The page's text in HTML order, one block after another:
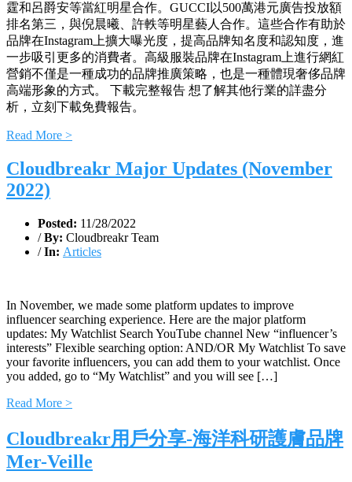
霆和呂爵安等當紅明星合作。GUCCI以500萬港元廣告投放額
排名第三，與倪晨曦、許軼等明星藝人合作。這些合作有助於
品牌在Instagram上擴大曝光度，提高品牌知名度和認知度，進
一步吸引更多的消費者。高級服裝品牌在Instagram上進行網紅
營銷不僅是一種成功的品牌推廣策略，也是一種體現奢侈品牌
高端形象的方式。 下載完整報告 想了解其他行業的詳盡分
析，立刻下載免費報告。
Read More >
Cloudbreakr Major Updates (November
2022)
Posted: 11/28/2022
/ By: Cloudbreakr Team
/ In: Articles
In November, we made some platform updates to improve
influencer searching experience. Here are the major platform
updates: My Watchlist Search YouTube channel New “influencer’s
interests” Flexible searching option: AND/OR My Watchlist To save
your favorite influencers, you can add them to your watchlist. Once
you added, go to “My Watchlist” and you will see […]
Read More >
Cloudbreakr用戶分享-海洋科研護膚品牌
Mer-Veille